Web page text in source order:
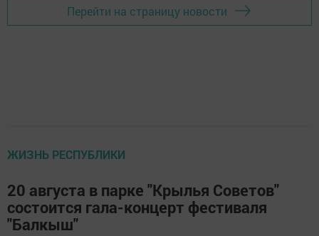
Перейти на страницу новости
ЖИЗНЬ РЕСПУБЛИКИ
20 августа в парке "Крылья Советов"
состоится гала-концерт фестиваля
"Балкыш"